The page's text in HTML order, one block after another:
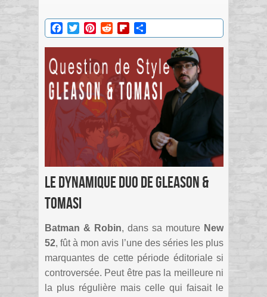
Facebook
TwitterPinterestRedditFlipboard
Le dynamique duo de Gleason &
Tomasi
Batman & Robin, dans sa mouture New
52, fût à mon avis l’une des séries les plus
marquantes de cette période éditoriale si
controversée. Peut être pas la meilleure ni
la plus régulière mais celle qui faisait le